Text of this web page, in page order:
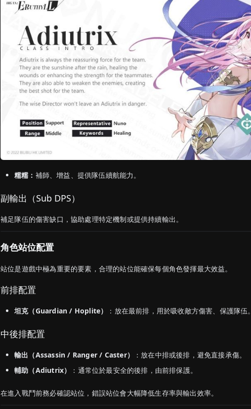
糯糯： 補師、增益、提供隊伍續航能力。
副輸出（Sub DPS）
補足隊伍的傷害缺口，協助處理特定機制或提供持續輸出。
角色站位配置
站位是遊戲中極為重要的要素，合理的站位能確保每個角色發揮最大效益。
前排配置
坦克（Guardian / Hoplite） ：放在最前排，用於吸收敵方傷害、保護隊伍。
中後排配置
輸出（Assassin / Ranger / Caster）
：放在中排或後排，避免直接承傷。
輔助（Adiutrix）
：通常位於最安全的後排，由前排保護。
在進入戰鬥前務必確認站位，錯誤站位會大幅降低生存率與輸出效率。